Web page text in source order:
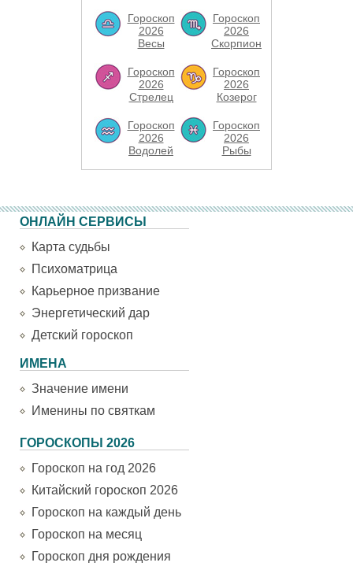
Гороскоп
2026
Весы
Гороскоп
2026
Скорпион
Гороскоп
2026
Стрелец
Гороскоп
2026
Козерог
Гороскоп
2026
Водолей
Гороскоп
2026
Рыбы
ОНЛАЙН СЕРВИСЫ
Карта судьбы
Психоматрица
Карьерное призвание
Энергетический дар
Детский гороскоп
ИМЕНА
Значение имени
Именины по святкам
ГОРОСКОПЫ 2026
Гороскоп на год 2026
Китайский гороскоп 2026
Гороскоп на каждый день
Гороскоп на месяц
Гороскоп дня рождения